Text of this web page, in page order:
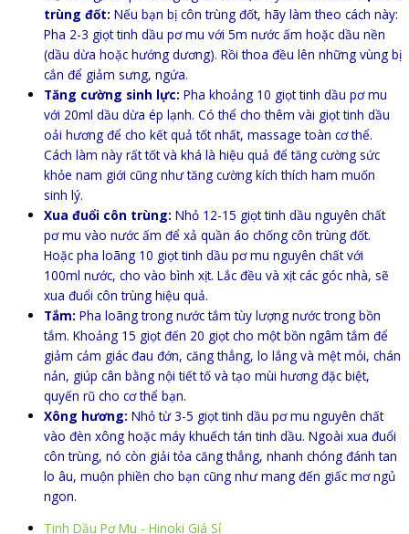
trùng đốt: Nếu bạn bị côn trùng đốt, hãy làm theo cách này:
Pha 2-3 giọt tinh dầu pơ mu với 5m nước ấm hoặc dầu nền
(dầu dừa hoặc hướng dương). Rồi thoa đều lên những vùng bị
cắn để giảm sưng, ngứa.
Tăng cường sinh lực: Pha khoảng 10 giọt tinh dầu pơ mu
với 20ml dầu dừa ép lạnh. Có thể cho thêm vài giọt tinh dầu
oải hương để cho kết quả tốt nhất, massage toàn cơ thể.
Cách làm này rất tốt và khá là hiệu quả để tăng cường sức
khỏe nam giới cũng như tăng cường kích thích ham muốn
sinh lý.
Xua đuổi côn trùng: Nhỏ 12-15 giọt tinh dầu nguyên chất
pơ mu vào nước ấm để xả quần áo chống côn trùng đốt.
Hoặc pha loãng 10 giọt tinh dầu pơ mu nguyên chất với
100ml nước, cho vào bình xịt. Lắc đều và xịt các góc nhà, sẽ
xua đuổi côn trùng hiệu quả.
Tắm: Pha loãng trong nước tắm tùy lượng nước trong bồn
tắm. Khoảng 15 giọt đến 20 giọt cho một bồn ngâm tắm để
giảm cảm giác đau đớn, căng thẳng, lo lắng và mệt mỏi, chán
nản, giúp cân bằng nội tiết tố và tạo mùi hương đặc biệt,
quyến rũ cho cơ thể bạn.
Xông hương: Nhỏ từ 3-5 giọt tinh dầu pơ mu nguyên chất
vào đèn xông hoặc máy khuếch tán tinh dầu. Ngoài xua đuổi
côn trùng, nó còn giải tỏa căng thẳng, nhanh chóng đánh tan
lo âu, muộn phiền cho bạn cũng như mang đến giấc mơ ngủ
ngon.
Tinh Dầu Pơ Mu - Hinoki Giá Sỉ